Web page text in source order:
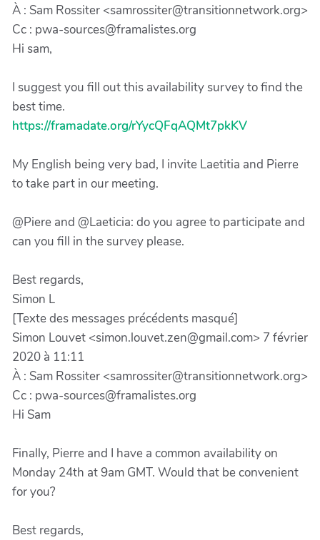
À : Sam Rossiter <samrossiter@transitionnetwork.org>
Cc : pwa-sources@framalistes.org
Hi sam,
I suggest you fill out this availability survey to find the
best time.
https://framadate.org/rYycQFqAQMt7pkKV
My English being very bad, I invite Laetitia and Pierre
to take part in our meeting.
@Piere and @Laeticia: do you agree to participate and
can you fill in the survey please.
Best regards,
Simon L
[Texte des messages précédents masqué]
Simon Louvet <simon.louvet.zen@gmail.com> 7 février
2020 à 11:11
À : Sam Rossiter <samrossiter@transitionnetwork.org>
Cc : pwa-sources@framalistes.org
Hi Sam
Finally, Pierre and I have a common availability on
Monday 24th at 9am GMT. Would that be convenient
for you?
Best regards,